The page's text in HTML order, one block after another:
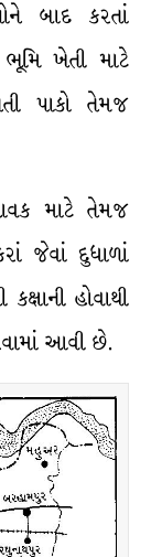
બાદ કરતાં
ખેતી માટે
પાકો તેમજ
માટે તેમજ
જેવાં દુધાળાં
હોવાથી
આવી છે.